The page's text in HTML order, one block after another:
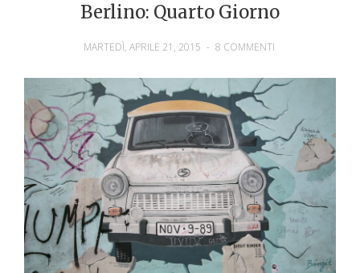
Berlino: Quarto Giorno
MARTEDÌ, APRILE 21, 2015 - 8 COMMENTI